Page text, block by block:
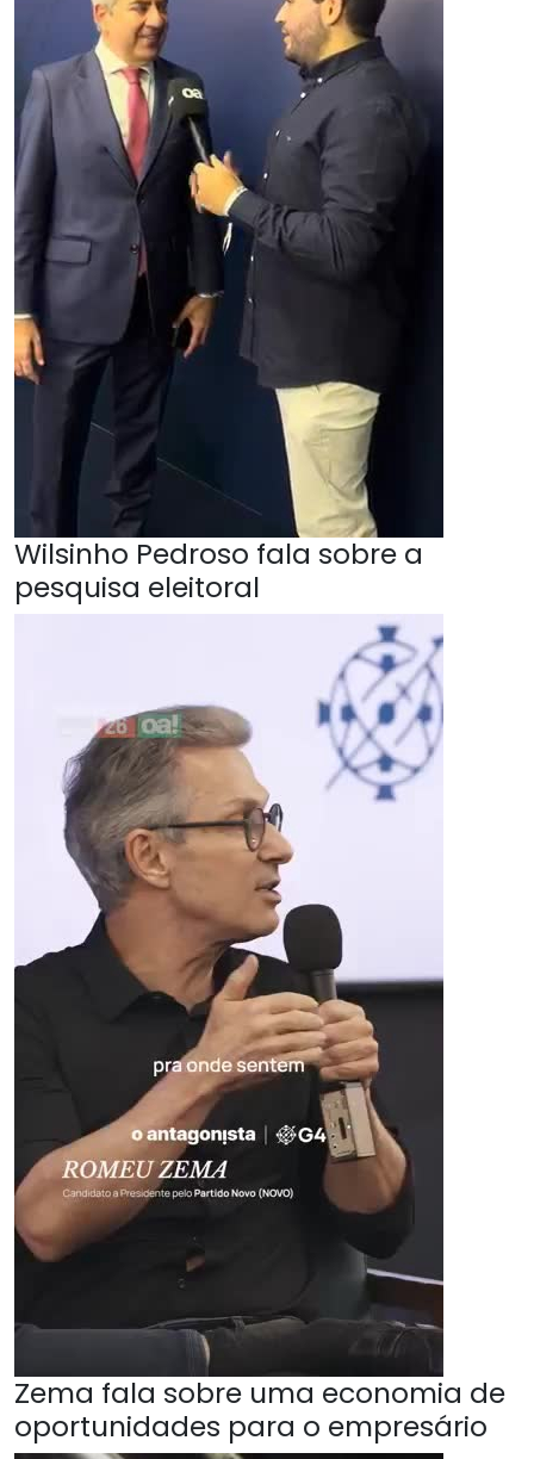
Wilsinho Pedroso fala sobre a
pesquisa eleitoral
Zema fala sobre uma economia de
oportunidades para o empresário